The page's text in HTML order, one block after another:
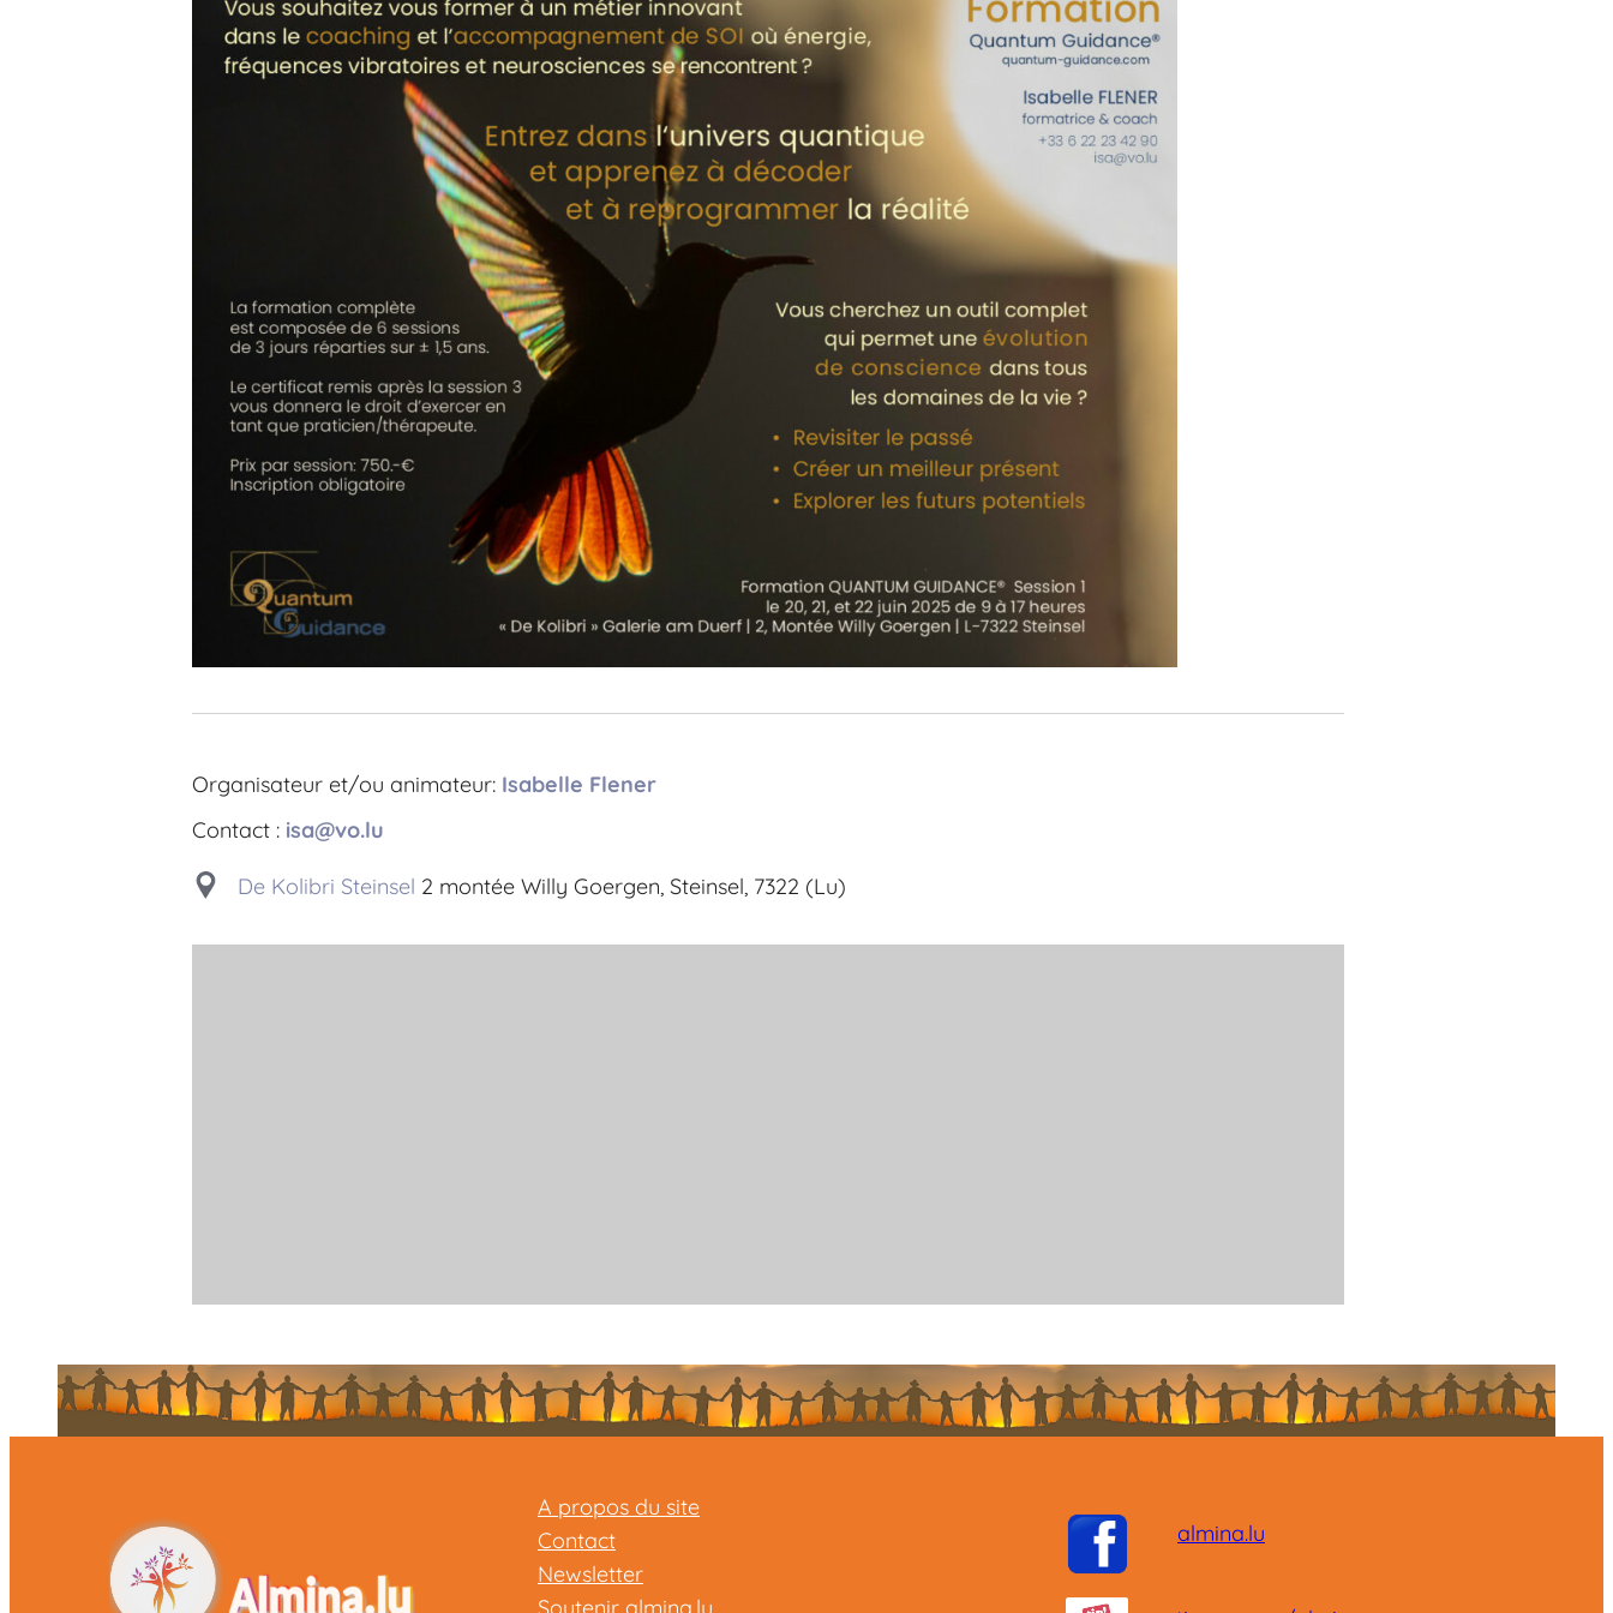
Organisateur et/ou animateur: Isabelle Flener
Contact : isa@vo.lu
De Kolibri Steinsel 2 montée Willy Goergen, Steinsel, 7322 (Lu)
A propos du site
Contact
Newsletter
almina.lu